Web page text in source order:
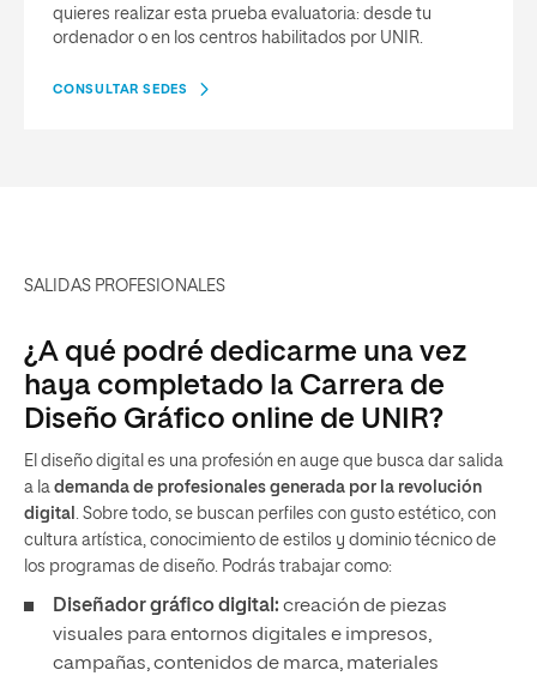
quieres realizar esta prueba evaluatoria: desde tu
ordenador o en los centros habilitados por UNIR.
CONSULTAR SEDES
SALIDAS PROFESIONALES
¿A qué podré dedicarme una vez
haya completado la Carrera de
Diseño Gráfico online de UNIR?
El diseño digital es una profesión en auge que busca dar salida
a la demanda de profesionales generada por la revolución
digital . Sobre todo, se buscan perfiles con gusto estético, con
cultura artística, conocimiento de estilos y dominio técnico de
los programas de diseño. Podrás trabajar como:
Diseñador gráfico digital: creación de piezas
visuales para entornos digitales e impresos,
campañas, contenidos de marca, materiales